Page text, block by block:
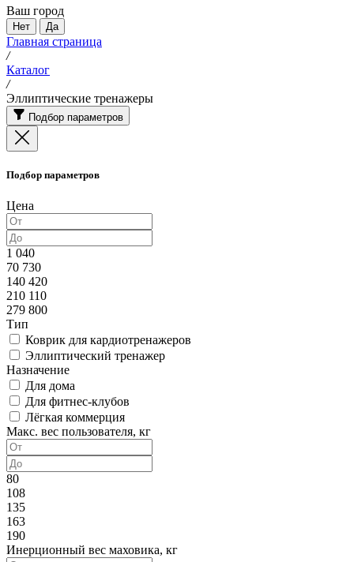
Ваш город
Нет Да
Главная страница
/
Каталог
/
Эллиптические тренажеры
Подбор параметров
Подбор параметров
Цена
1 040
70 730
140 420
210 110
279 800
Тип
Коврик для кардиотренажеров
Эллиптический тренажер
Назначение
Для дома
Для фитнес-клубов
Лёгкая коммерция
Макс. вес пользователя, кг
80
108
135
163
190
Инерционный вес маховика, кг